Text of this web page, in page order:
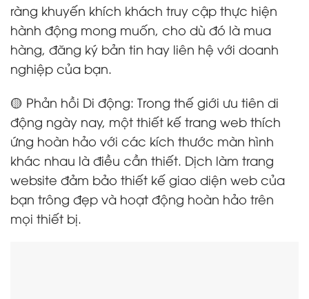
ràng khuyến khích khách truy cập thực hiện
hành động mong muốn, cho dù đó là mua
hàng, đăng ký bản tin hay liên hệ với doanh
nghiệp của bạn.
🟡 Phản hồi Di động: Trong thế giới ưu tiên di
động ngày nay, một thiết kế trang web thích
ứng hoàn hảo với các kích thước màn hình
khác nhau là điều cần thiết. Dịch làm trang
website đảm bảo thiết kế giao diện web của
bạn trông đẹp và hoạt động hoàn hảo trên
mọi thiết bị.